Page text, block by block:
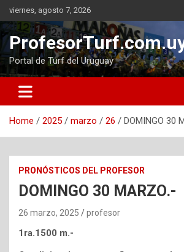
Skip
to
content
viernes, agosto 7, 2026
Portal de Turf del Uruguay
Home 2025 marzo 26 DOMINGO 30
PRONÓSTICOS DEL PROFESOR
DOMINGO 30 MARZO.-
26 marzo, 2025 profesor
1ra.1500 m.-